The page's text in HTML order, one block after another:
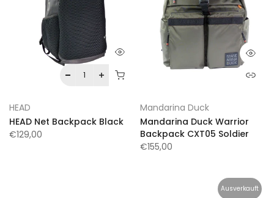
HEAD
HEAD Net Backpack Black
€129,00
Mandarina Duck
Mandarina Duck Warrior
Backpack CXT05 Soldier
€155,00
Ausverkauft